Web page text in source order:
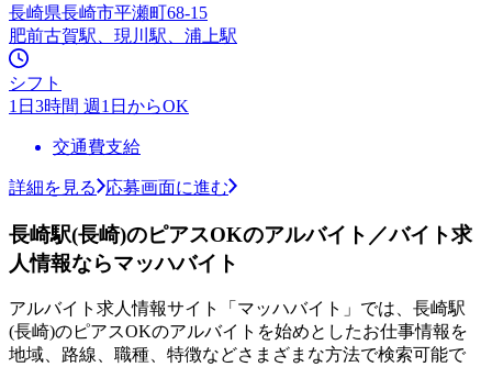
長崎県長崎市平瀬町68-15
肥前古賀駅、現川駅、浦上駅
シフト
1日3時間 週1日からOK
交通費支給
詳細を見る 応募画面に進む
長崎駅(長崎)のピアスOKのアルバイト／バイト求
人情報ならマッハバイト
アルバイト求人情報サイト「マッハバイト」では、長崎駅
(長崎)のピアスOKのアルバイトを始めとしたお仕事情報を
地域、路線、職種、特徴などさまざまな方法で検索可能で